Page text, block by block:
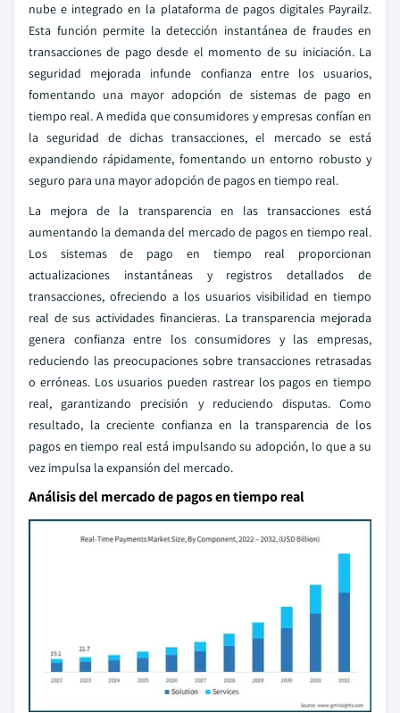
nube e integrado en la plataforma de pagos digitales Payrailz.
Esta función permite la detección instantánea de fraudes en
transacciones de pago desde el momento de su iniciación. La
seguridad mejorada infunde confianza entre los usuarios,
fomentando una mayor adopción de sistemas de pago en
tiempo real. A medida que consumidores y empresas confían en
la seguridad de dichas transacciones, el mercado se está
expandiendo rápidamente, fomentando un entorno robusto y
seguro para una mayor adopción de pagos en tiempo real.
La mejora de la transparencia en las transacciones está
aumentando la demanda del mercado de pagos en tiempo real.
Los sistemas de pago en tiempo real proporcionan
actualizaciones instantáneas y registros detallados de
transacciones, ofreciendo a los usuarios visibilidad en tiempo
real de sus actividades financieras. La transparencia mejorada
genera confianza entre los consumidores y las empresas,
reduciendo las preocupaciones sobre transacciones retrasadas
o erróneas. Los usuarios pueden rastrear los pagos en tiempo
real, garantizando precisión y reduciendo disputas. Como
resultado, la creciente confianza en la transparencia de los
pagos en tiempo real está impulsando su adopción, lo que a su
vez impulsa la expansión del mercado.
Análisis del mercado de pagos en tiempo real